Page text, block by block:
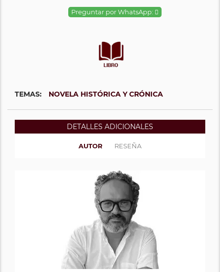
Preguntar por WhatsApp:
TEMAS: NOVELA HISTÓRICA Y CRÓNICA
DETALLES ADICIONALES
AUTOR RESEÑA